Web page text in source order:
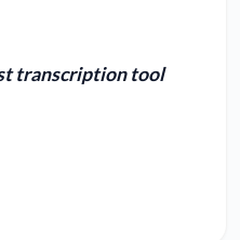
transcription tool